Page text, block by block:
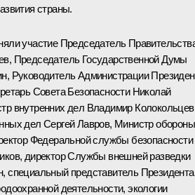
страны.
участие Председатель
, Председатель Государственной Думы
, Руководитель Администрации
Совета Безопасности Николай
внутренних дел Владимир Колокольцев
дел Сергей Лавров, Министр обороны
Федеральной службы безопасности
, директор Службы внешней разведки
, специальный представитель Президента
деятельности, экологии